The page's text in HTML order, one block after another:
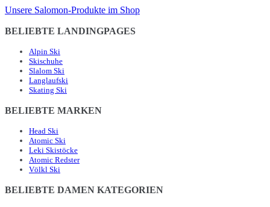
Unsere Salomon-Produkte im Shop
BELIEBTE LANDINGPAGES
Alpin Ski
Skischuhe
Slalom Ski
Langlaufski
Skating Ski
BELIEBTE MARKEN
Head Ski
Atomic Ski
Leki Skistöcke
Atomic Redster
Völkl Ski
BELIEBTE DAMEN KATEGORIEN